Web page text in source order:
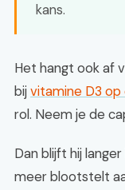
kans.
Het hangt ook af
bijvitamine D3 op
rol. Neem je de
Dan blijft hij
meer blootstelt